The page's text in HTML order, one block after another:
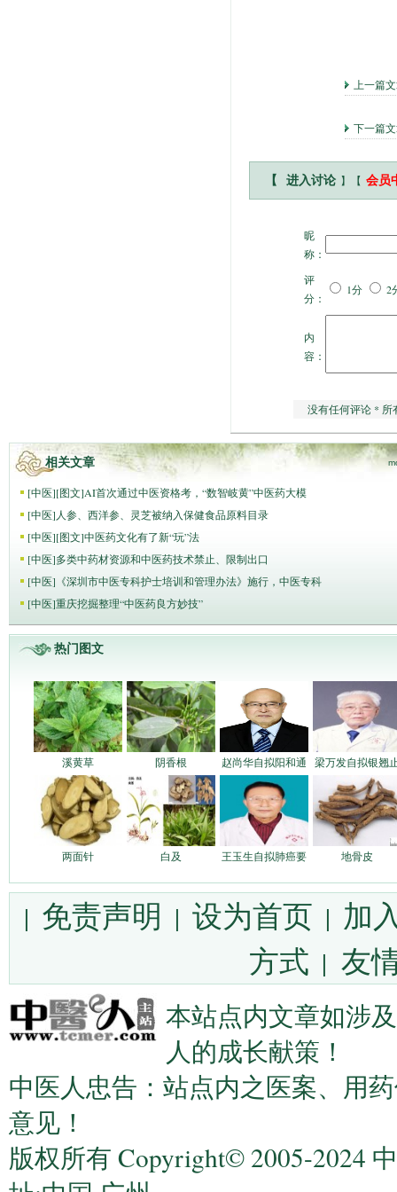
上一篇
下一篇
【 进入讨论 】【 会员
昵
称：
评
分：
1分 2
内
容：
没有任何评论 * 所
相关文章
[中医][图文]AI首次通过中医资格考，“数智岐黄”中医药大模
[中医] 人参、西洋参、灵芝被纳入保健食品原料目录
[中医][图文]中医药文化有了新“玩”法
[中医]多类中药材资源和中医药技术禁止、限制出口
[中医] 《深圳市中医专科护士培训和管理办法》施行，中医专科
[中医]重庆挖掘整理“中医药良方妙技”
热门图文
溪黄草 阴香根 赵尚华自拟阳和通 梁万发自拟银翘
两面针 白及 王玉生自拟肺癌要 地骨皮
| 免责声明 | 设为首页 | 加
方式 | 友
本站点内文章如涉
人的成长献策！
中医人忠告：站点内之医案、用
意见！
版权所有 Copyright© 2005-2024